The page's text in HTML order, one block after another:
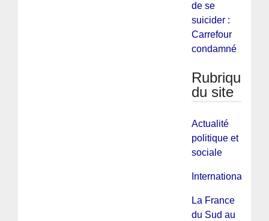
de se
suicider :
Carrefour
condamné
Rubriques
du site
Actualité
politique et
sociale
International
La France
du Sud au